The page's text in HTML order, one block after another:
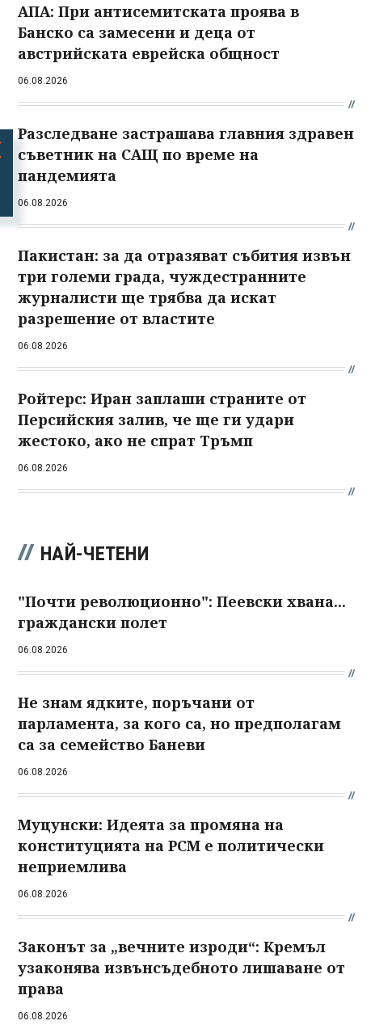
АПА: При антисемитската проява в
Банско са замесени и деца от
австрийската еврейска общност
06.08.2026
Разследване застрашава главния здравен
съветник на САЩ по време на
пандемията
06.08.2026
Пакистан: за да отразяват събития извън
три големи града, чуждестранните
журналисти ще трябва да искат
разрешение от властите
06.08.2026
Ройтерс: Иран заплаши страните от
Персийския залив, че ще ги удари
жестоко, ако не спрат Тръмп
06.08.2026
НАЙ-ЧЕТЕНИ
"Почти революционно": Пеевски хвана...
граждански полет
06.08.2026
Не знам ядките, поръчани от
парламента, за кого са, но предполагам
са за семейство Баневи
06.08.2026
Муцунски: Идеята за промяна на
конституцията на РСМ е политически
неприемлива
06.08.2026
Законът за „вечните изроди“: Кремъл
узаконява извънсъдебното лишаване от
права
06.08.2026